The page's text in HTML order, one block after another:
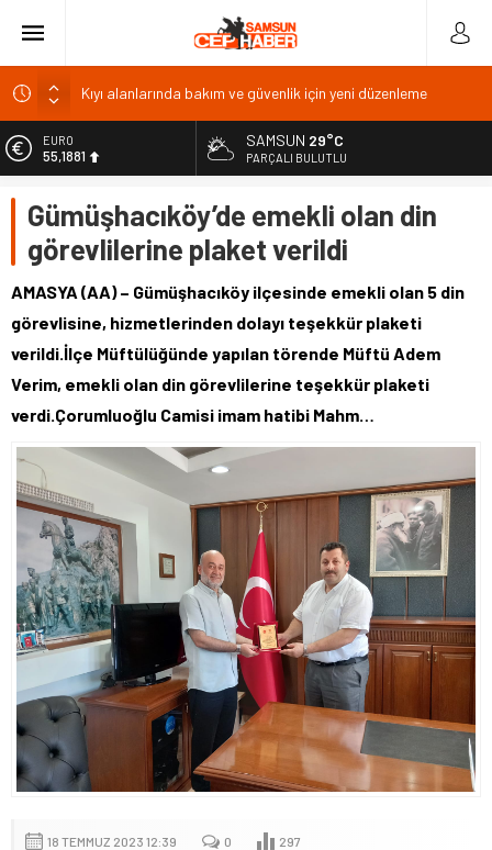
Pazar’da Öğretmen İlhan Aslan Kültür Merkezi inşaatı
AK Parti Adana İl Başkanı Özkan’dan 25. yıl vurgusu
Yenice Barajı’nda doluluk yüzde 0, Karakuyu’da yüzde 99,8
9 Ağustos akaryakıt fiyatları: Benzine 1,56 TL artış
EURO
55,1881
6.660,55
BİST
13.779,39
47,7111
SAMSUN 29°C
PARÇALI BULUTLU
Gümüşhacıköy’de emekli olan din
görevlilerine plaket verildi
AMASYA (AA) – Gümüşhacıköy ilçesinde emekli olan 5 din
görevlisine, hizmetlerinden dolayı teşekkür plaketi
verildi.İlçe Müftülüğünde yapılan törende Müftü Adem
Verim, emekli olan din görevlilerine teşekkür plaketi
verdi.Çorumluoğlu Camisi imam hatibi Mahm…
18 TEMMUZ 2023 12:39 0 297